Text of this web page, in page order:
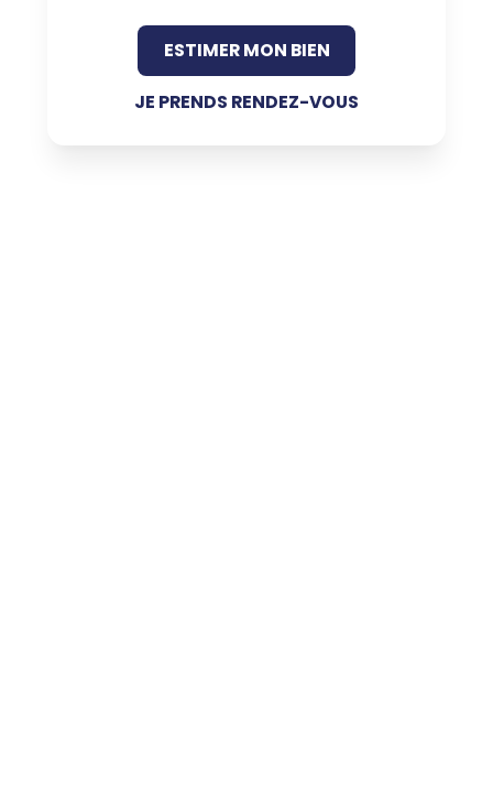
ESTIMER MON BIEN
JE PRENDS RENDEZ-VOUS